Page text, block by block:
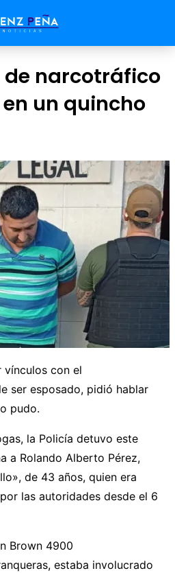
de narcotráfico
un quincho
vínculos con el
ser esposado, pidió hablar
pudo.
la Policía detuvo este
a Rolando Alberto Pérez,
de 43 años, quien era
las autoridades desde el 6
Brown 4900
estaba involucrado